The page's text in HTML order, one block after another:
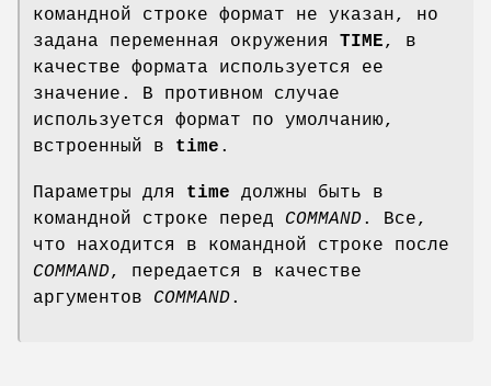
командной строке формат не указан, но
задана переменная окружения TIME, в
качестве формата используется ее
значение. В противном случае
используется формат по умолчанию,
встроенный в time .
Параметры для time должны быть в
командной строке перед COMMAND. Все,
что находится в командной строке после
COMMAND, передается в качестве
аргументов COMMAND.